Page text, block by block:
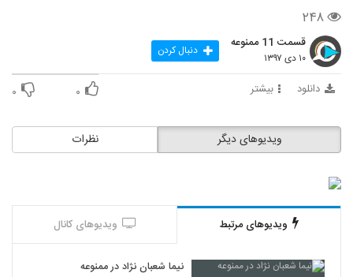
۲۴۸
قسمت 11 ممنوعه
۱۰ دی ۱۳۹۷ دنبال کردن
دانلود بیشتر ۰ ۰
نظرات ویدیوهای دیگر
ویدیوهای مرتبط ویدیوهای کانال
نیما شعبان نژاد در ممنوعه